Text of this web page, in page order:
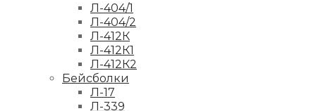
Л-404/1
Л-404/2
Л-412К
Л-412К1
Л-412К2
Бейсболки
Л-17
Л-339